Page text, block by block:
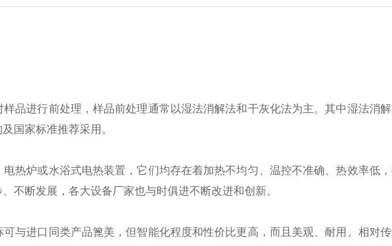
品进行前处理，样品前处理通常以湿法消解法和干灰化法为主。其中湿法消
国家标准推荐采用。
热炉或水浴式电热装置，它们均存在着加热不均匀、温控不准确、热效率低
不断发展，各大设备厂家也与时俱进不断改进和创新。
与进口同类产品篦美，但智能化程度和性价比更高，而且美观、耐用。相对